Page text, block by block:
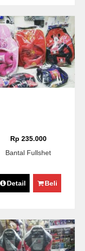
Rp 235.000
Bantal Fullshet
Detail Beli